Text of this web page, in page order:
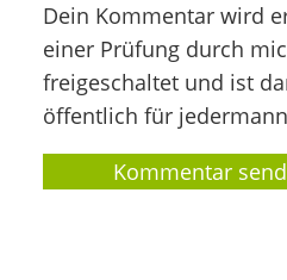
Dein Kommentar wird
einer Prüfung durch
freigeschaltet und ist
öffentlich für